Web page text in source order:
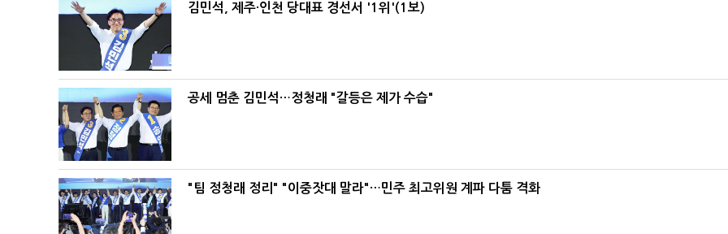
김민석, 제주·인천 당대표 경선서 '1위'(1보)
공세 멈춘 김민석…정청래 "갈등은 제가 수습"
"팀 정청래 정리" "이중잣대 말라"…민주 최고위원 계파 다툼 격화